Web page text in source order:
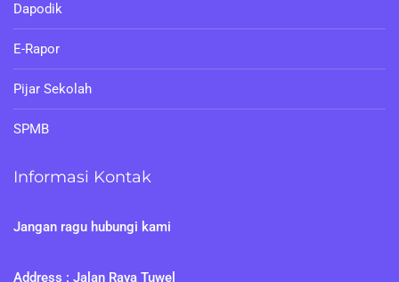
Dapodik
E-Rapor
Pijar Sekolah
SPMB
Informasi Kontak
Jangan ragu hubungi kami
Address : Jalan Raya Tuwel